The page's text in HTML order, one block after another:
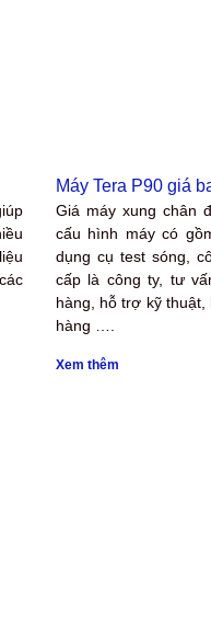
Máy Tera P90 giá
Giá máy xung chân
cấu hình máy có
dụng cụ test sóng,
cấp là công ty, tư
hàng, hỗ trợ kỹ
hàng ….
Xem thêm